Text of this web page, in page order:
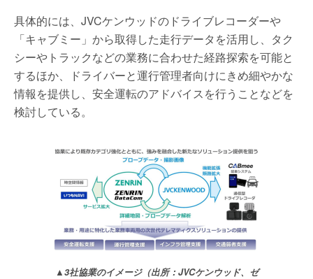
具体的には、JVCケンウッドのドライブレコーダーや
「キャブミー」から取得した走行データを活用し、タク
シーやトラックなどの業務に合わせた経路探索を可能と
するほか、ドライバーと運行管理者向けにきめ細やかな
情報を提供し、安全運転のアドバイスを行うことなどを
検討している。
▲3社協業のイメージ（出所：JVCケンウッド、ゼ